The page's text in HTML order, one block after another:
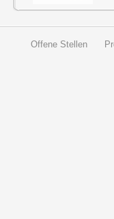
Offene Stellen